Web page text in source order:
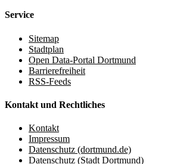
Service
Sitemap
Stadtplan
Open Data-Portal Dortmund
Barrierefreiheit
RSS-Feeds
Kontakt und Rechtliches
Kontakt
Impressum
Datenschutz (dortmund.de)
Datenschutz (Stadt Dortmund)